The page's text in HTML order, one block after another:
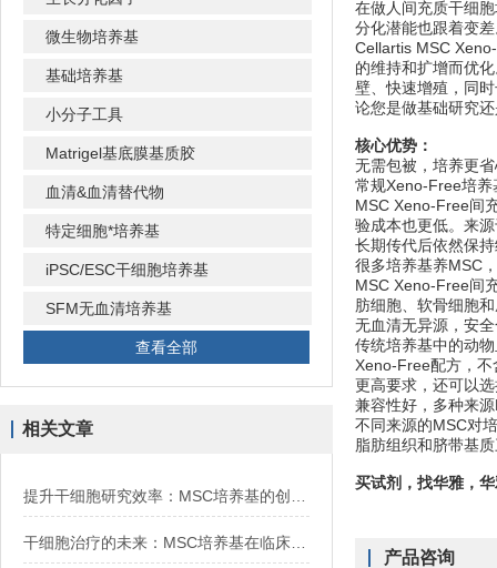
微生物培养基
基础培养基
小分子工具
Matrigel基底膜基质胶
血清&血清替代物
特定细胞*培养基
iPSC/ESC干细胞培养基
SFM无血清培养基
查看全部
相关文章
在做人间充质干细
分化潜能也跟着变
Cellartis MSC
的维持和扩增而优
壁、快速增殖，同
论您是做基础研究
核心优势：
无需包被，培养更
常规Xeno-Free培
MSC Xeno-Free间
验成本也更低。来
长期传代后依然保
很多培养基养MSC
MSC Xeno-Free间
肪细胞、软骨细胞
无血清无异源，安
传统培养基中的动
Xeno-Free配方，不
更高要求，还可以
兼容性好，多种来
不同来源的MSC对
脂肪组织和脐带基
买试剂，找华雅，
产品咨询